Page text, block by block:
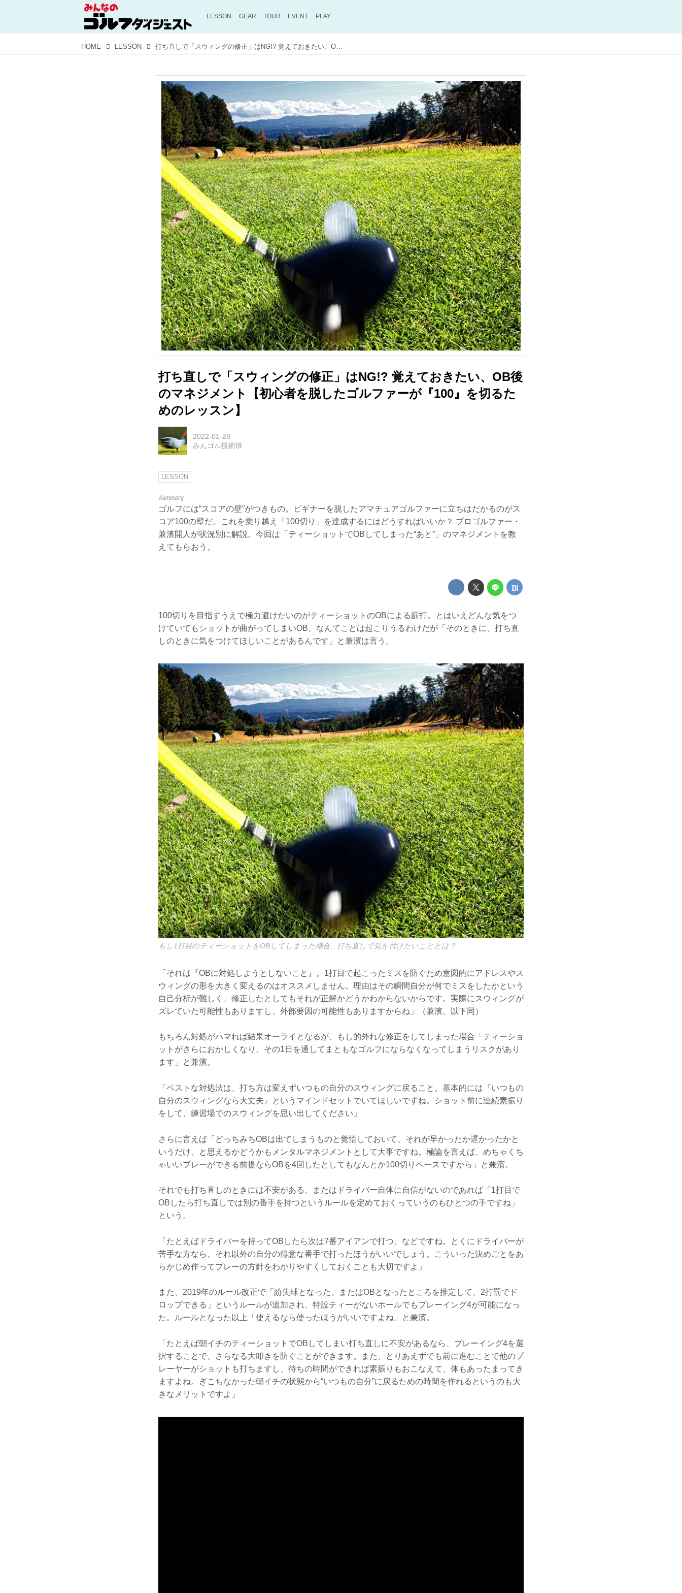
LESSON GEAR TOUR EVENT PLAY
HOME LESSON 打ち直しで「スウィングの修正」はNG!? 覚えておきたい、OB後のマネジメント【初心者を脱したゴルファーが『100』を切るためのレッスン】
打ち直しで「スウィングの修正」はNG!? 覚えておきたい、OB後
のマネジメント【初心者を脱したゴルファーが『100』を切るた
めのレッスン】
2022-01-28
みんゴル技術班
LESSON
ゴルフには“スコアの壁”がつきもの。ビギナーを脱したアマチュアゴルファーに立ちはだかるのがス
コア100の壁だ。これを乗り越え「100切り」を達成するにはどうすればいいか？ プロゴルファー・
兼濱開人が状況別に解説。今回は「ティーショットでOBしてしまった“あと”」のマネジメントを教
えてもらおう。
100切りを目指すうえで極力避けたいのがティーショットのOBによる罰打。とはいえどんな気をつ
けていてもショットが曲がってしまいOB、なんてことは起こりうるわけだが「そのときに、打ち直
しのときに気をつけてほしいことがあるんです」と兼濱は言う。
もし1打目のティーショットをOBしてしまった場合、打ち直しで気を付けたいこととは？
「それは『OBに対処しようとしないこと』。1打目で起こったミスを防ぐため意図的にアドレスやス
ウィングの形を大きく変えるのはオススメしません。理由はその瞬間自分が何でミスをしたかという
自己分析が難しく、修正したとしてもそれが正解かどうかわからないからです。実際にスウィングが
ズレていた可能性もありますし、外部要因の可能性もありますからね」（兼濱、以下同）
もちろん対処がハマれば結果オーライとなるが、もし的外れな修正をしてしまった場合「ティーショ
ットがさらにおかしくなり、その1日を通してまともなゴルフにならなくなってしまうリスクがあり
ます」と兼濱。
「ベストな対処法は、打ち方は変えずいつもの自分のスウィングに戻ること。基本的には『いつもの
自分のスウィングなら大丈夫』というマインドセットでいてほしいですね。ショット前に連続素振り
をして、練習場でのスウィングを思い出してください」
さらに言えば「どっちみちOBは出てしまうものと覚悟しておいて、それが早かったか遅かったかと
いうだけ、と思えるかどうかもメンタルマネジメントとして大事ですね。極論を言えば、めちゃくち
ゃいいプレーができる前提ならOBを4回したとしてもなんとか100切りペースですから」と兼濱。
それでも打ち直しのときには不安がある、またはドライバー自体に自信がないのであれば「1打目で
OBしたら打ち直しでは別の番手を持つというルールを定めておくっていうのもひとつの手ですね」
という。
「たとえばドライバーを持ってOBしたら次は7番アイアンで打つ、などですね。とくにドライバーが
苦手な方なら、それ以外の自分の得意な番手で打ったほうがいいでしょう。こういった決めごとをあ
らかじめ作ってプレーの方針をわかりやすくしておくことも大切ですよ」
また、2019年のルール改正で「紛失球となった、またはOBとなったところを推定して、2打罰でド
ロップできる」というルールが追加され、特設ティーがないホールでもプレーイング4が可能になっ
た。ルールとなった以上「使えるなら使ったほうがいいですよね」と兼濱。
「たとえば朝イチのティーショットでOBしてしまい打ち直しに不安があるなら、プレーイング4を選
択することで、さらなる大叩きを防ぐことができます。また、とりあえずでも前に進むことで他のプ
レーヤーがショットも打ちますし、待ちの時間ができれば素振りもおこなえて、体もあったまってき
ますよね。ぎこちなかった朝イチの状態から“いつもの自分”に戻るための時間を作れるというのも大
きなメリットですよ」